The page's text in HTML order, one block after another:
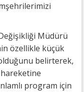
Müdürü
özellikle küçük
belirterek,
hareketine
program için